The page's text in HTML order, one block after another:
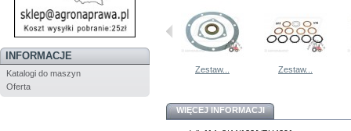
INFORMACJE
Katalogi do maszyn
Oferta
534934R1... Zestaw... Zestaw...
WIĘCEJ INFORMACJI